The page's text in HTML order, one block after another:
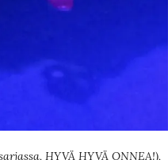
HYVÄ HYVÄ ONNEA!),